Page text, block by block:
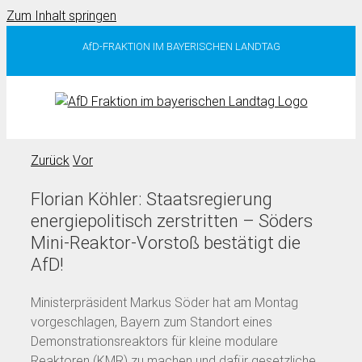
Zum Inhalt springen
AfD-FRAKTION IM BAYERISCHEN LANDTAG
Zurück Vor
Florian Köhler: Staatsregierung
energiepolitisch zerstritten – Söders
Mini-Reaktor-Vorstoß bestätigt die
AfD!
Ministerpräsident Markus Söder hat am Montag
vorgeschlagen, Bayern zum Standort eines
Demonstrationsreaktors für kleine modulare